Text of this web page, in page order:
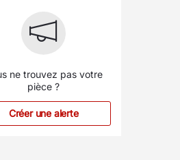
ne trouvez pas votre
pièce ?
Créer une alerte